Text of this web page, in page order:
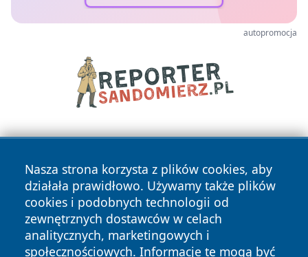
autopromocja
Nasza strona korzysta z plików cookies, aby
działała prawidłowo. Używamy także plików
cookies i podobnych technologii od
zewnętrznych dostawców w celach
analitycznych, marketingowych i
społecznościowych. Informacje te mogą być
Copyright © 2026 olkuszonline.pl Wszystkie prawa
zastrzeżone.